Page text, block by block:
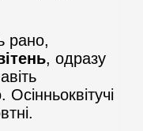
рано,
, одразу